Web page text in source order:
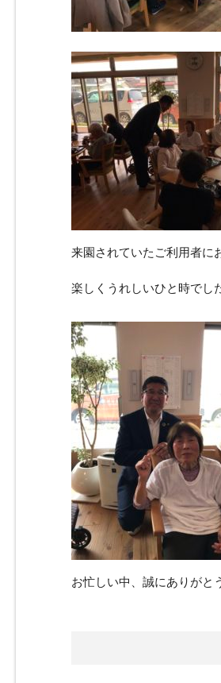
来園されていたご利用者に
楽しくうれしいひと時でし
お忙しい中、誠にありがと